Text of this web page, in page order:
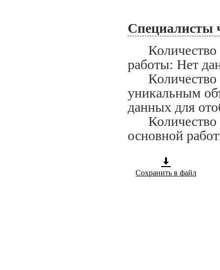
Специалисты
Количество
работы: Нет
Количество
уникальным
данных для
Количество
основной
Сохранить в файл